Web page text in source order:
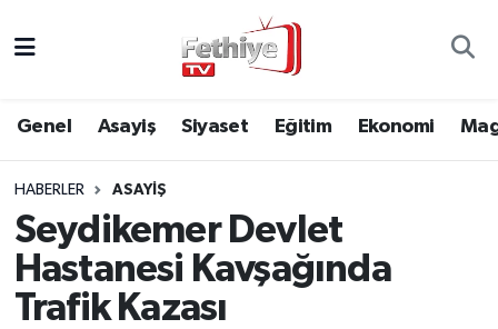
Genel Asayiş Siyaset Eğitim Ekonomi
HABERLER ASAYIŞ
Seydikemer Devlet
Hastanesi Kavşağında
Trafik Kazası
Asayiş
Eğitim
Ekonomi
Muğla Hava Durumu
Muğla Namaz Vakitleri
Muğla Trafik Yoğunluk Haritası
Süper Lig Puan Durumu ve Fikstür